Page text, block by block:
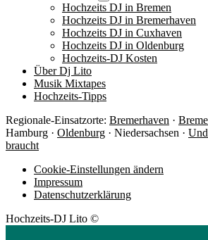
Hochzeits DJ in Bremen
Hochzeits DJ in Bremerhaven
Hochzeits DJ in Cuxhaven
Hochzeits DJ in Oldenburg
Hochzeits-DJ Kosten
Über Dj Lito
Musik Mixtapes
Hochzeits-Tipps
Regionale-Einsatzorte: Bremerhaven ·
Hamburg · Oldenburg · Niedersachsen ·
braucht
Cookie-Einstellungen ändern
Impressum
Datenschutzerklärung
Hochzeits-DJ Lito ©